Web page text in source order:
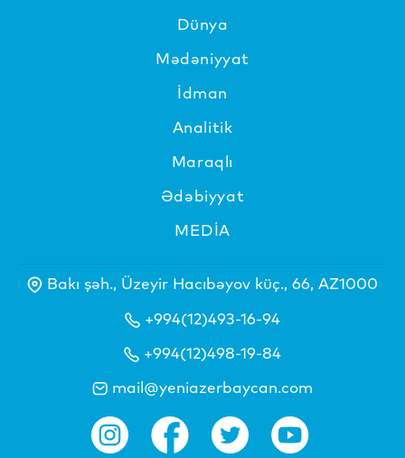
Dünya
Mədəniyyat
İdman
Analitik
Maraqlı
Ədəbiyyat
MEDİA
Bakı şəh., Üzeyir Hacıbəyov küç., 66, AZ1000
+994(12)493-16-94
+994(12)498-19-84
mail@yeniazerbaycan.com